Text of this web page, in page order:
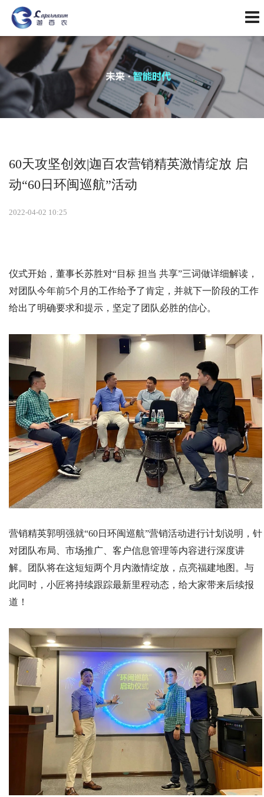
60天攻坚创效|迦百农营销精英激情绽放 启
动“60日环闽巡航”活动
2022-04-02 10:25
仪式开始，董事长苏胜对“目标 担当 共享”三词做详细解读，
对团队今年前5个月的工作给予了肯定，并就下一阶段的工作
给出了明确要求和提示，坚定了团队必胜的信心。
营销精英郭明强就“60日环闽巡航”营销活动进行计划说明，针
对团队布局、市场推广、客户信息管理等内容进行深度讲
解。团队将在这短短两个月内激情绽放，点亮福建地图。与
此同时，小匠将持续跟踪最新里程动态，给大家带来后续报
道！